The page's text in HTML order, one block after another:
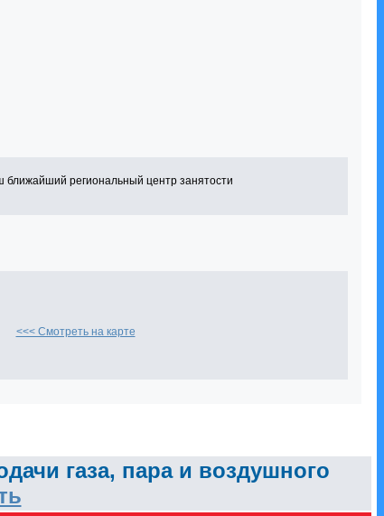
региональный центр занятости
<<< Смотреть на карте
газа, пара и воздушного